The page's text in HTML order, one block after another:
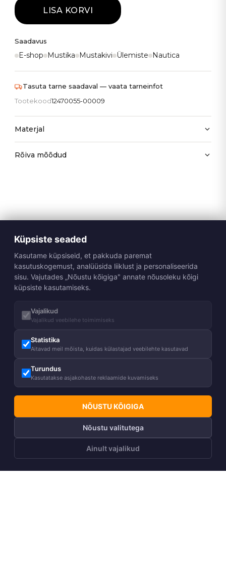
LISA KORVI
Saadavus
E-shop Mustika Mustakivi Ülemiste Nautica
Tasuta tarne saadaval — vaata tarneinfot
Tootekood12470055-00009
Materjal
Rõiva mõõdud
Küpsiste seaded
Kasutame küpsiseid, et pakkuda paremat
kasutuskogemust, analüüsida liiklust ja personaliseerida
sisu. Vajutades „Nõustu kõigiga" annate nõusoleku kõigi
küpsiste kasutamiseks.
Vajalikud
Vajalikud veebilehe toimimiseks
Statistika
Aitavad meil mõista, kuidas külastajad veebilehte kasutavad
Turundus
Kasutatakse asjakohaste reklaamide kuvamiseks
NÕUSTU KÕIGIGA
Nõustu valitutega
Ainult vajalikud